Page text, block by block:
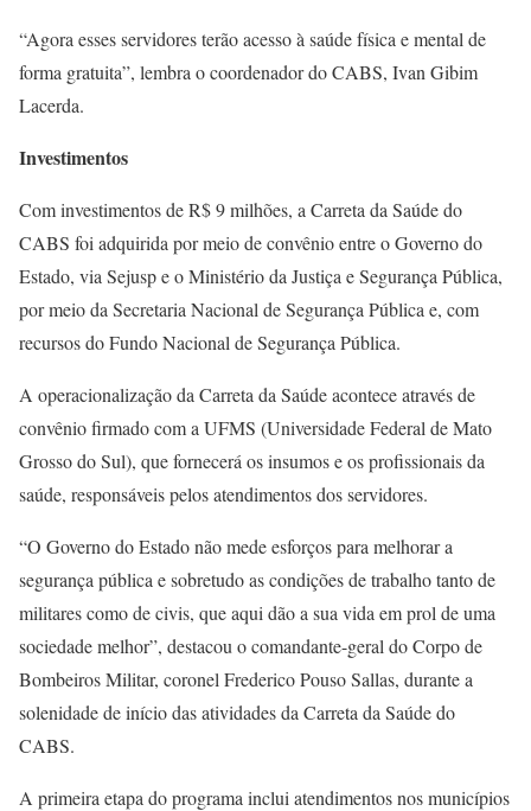
“Agora esses servidores terão acesso à saúde física e mental de
forma gratuita”, lembra o coordenador do CABS, Ivan Gibim
Lacerda.
Investimentos
Com investimentos de R$ 9 milhões, a Carreta da Saúde do
CABS foi adquirida por meio de convênio entre o Governo do
Estado, via Sejusp e o Ministério da Justiça e Segurança Pública,
por meio da Secretaria Nacional de Segurança Pública e, com
recursos do Fundo Nacional de Segurança Pública.
A operacionalização da Carreta da Saúde acontece através de
convênio firmado com a UFMS (Universidade Federal de Mato
Grosso do Sul), que fornecerá os insumos e os profissionais da
saúde, responsáveis pelos atendimentos dos servidores.
“O Governo do Estado não mede esforços para melhorar a
segurança pública e sobretudo as condições de trabalho tanto de
militares como de civis, que aqui dão a sua vida em prol de uma
sociedade melhor”, destacou o comandante-geral do Corpo de
Bombeiros Militar, coronel Frederico Pouso Sallas, durante a
solenidade de início das atividades da Carreta da Saúde do
CABS.
A primeira etapa do programa inclui atendimentos nos municípios